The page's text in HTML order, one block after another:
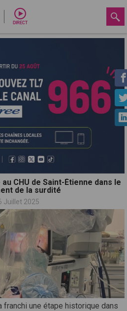
DIRECT
CHU de Saint-Étienne dans le
de la surdité
Juillet 2025
franchi une étape historique dans